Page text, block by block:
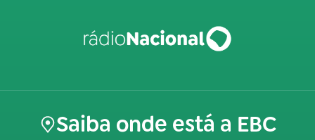
Saiba onde está a EBC